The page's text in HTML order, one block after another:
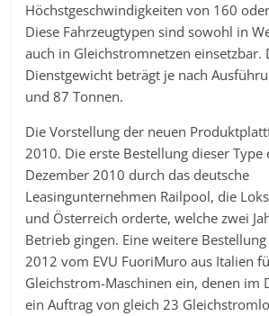
Höchstgeschwindigkeiten von 160
Diese Fahrzeugtypen sind sowohl in
auch in Gleichstromnetzen einsetzbar.
Dienstgewicht beträgt je nach
und 87 Tonnen.
Die Vorstellung der neuen
2010. Die erste Bestellung dieser Type
Dezember 2010 durch das deutsche
Leasingunternehmen Railpool, die
und Österreich orderte, welche zwei
Betrieb gingen. Eine weitere
2012 vom EVU FuoriMuro aus Italien
Gleichstrom-Maschinen ein, denen im
ein Auftrag von gleich 23